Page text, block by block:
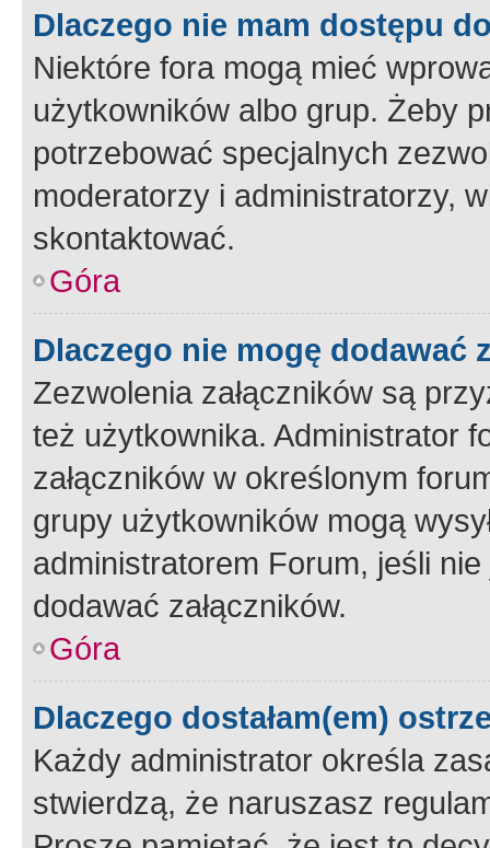
Dlaczego nie mam dostępu
Niektóre fora mogą mieć
użytkowników albo grup. Żeby
potrzebować specjalnych
moderatorzy i administratorzy,
skontaktować.
Góra
Dlaczego nie mogę dodawać
Zezwolenia załączników są
też użytkownika. Administrator
załączników w określonym
grupy użytkowników mogą
administratorem Forum, jeśli
dodawać załączników.
Góra
Dlaczego dostałam(em)
Każdy administrator określa
stwierdzą, że naruszasz